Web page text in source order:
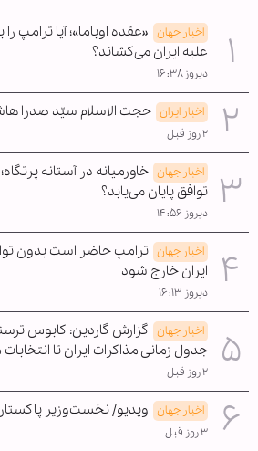
اخبار جهان «عقده اوباما»؛ آیا
علیه ایران می‌کشاند؟
دیروز ۱۶:۳۸
اخبار ایران حجت الاسلام سیّد صدرا
۲ روز قبل
اخبار جهان خاورمیانه در آستانه
توافق پایان می‌یابد؟
دیروز ۱۴:۵۶
اخبار جهان ترامپ حاضر است بدون
ایران خارج شود
دیروز ۱۶:۱۳
اخبار جهان گزارش گاردین: کابوس
جدول زمانی مذاکرات ایران تا
۲ روز قبل
اخبار جهان ویدیو/ نخست‌وزیر
۳ روز قبل